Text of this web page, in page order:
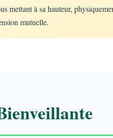
mettant à sa hauteur,
mutuelle.